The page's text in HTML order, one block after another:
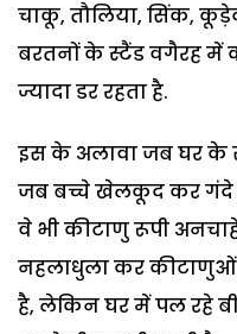
चाकू, तौलिया, सिंक,
बरतनों के स्टैंड वगैरह
ज्यादा डर रहता है.
इस के अलावा जब घर के
जब बच्चे खेलकूद कर गंदे
वे भी कीटाणु रूपी
नहलाधुला कर कीटाणुओं
है, लेकिन घर में पल रहे